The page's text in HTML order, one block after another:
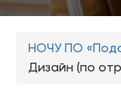
Вы
здесь
НОЧУ ПО
Дизайн (по